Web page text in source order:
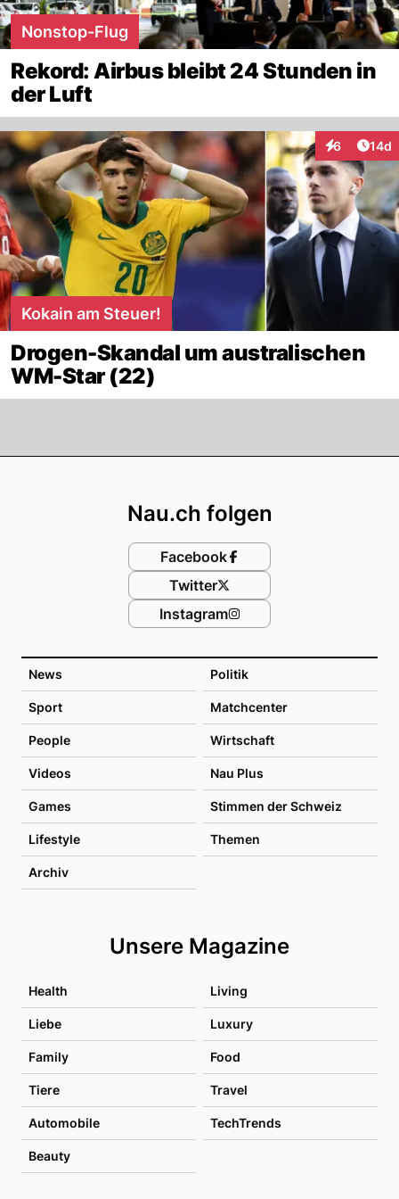
Nonstop-Flug
Rekord: Airbus bleibt 24 Stunden in
der Luft
6
Interaktionen
14d
Kokain am Steuer!
Drogen-Skandal um australischen
WM-Star (22)
News Politik
Sport Matchcenter
People Wirtschaft
Videos Nau Plus
Games Stimmen der Schweiz
Lifestyle Themen
Archiv
Unsere Magazine
Health Living
Liebe Luxury
Family Food
Tiere Travel
Automobile TechTrends
Beauty
Nau.ch folgen
Facebook
Twitter
Instagram